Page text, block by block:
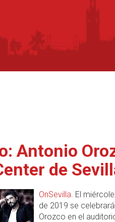
Antonio
de
OnSevilla. El
de 2019 se
Orozco en el